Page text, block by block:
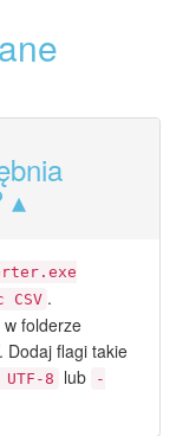
.
folderze
Dodaj flagi takie
8 lub
-